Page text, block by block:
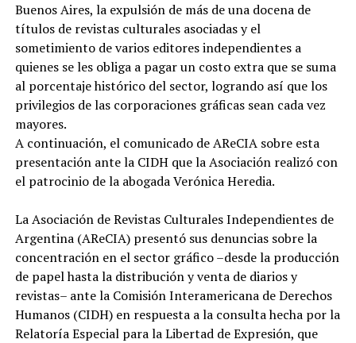
Buenos Aires, la expulsión de más de una docena de
títulos de revistas culturales asociadas y el
sometimiento de varios editores independientes a
quienes se les obliga a pagar un costo extra que se suma
al porcentaje histórico del sector, logrando así que los
privilegios de las corporaciones gráficas sean cada vez
mayores.
A continuación, el comunicado de AReCIA sobre esta
presentación ante la CIDH que la Asociación realizó con
el patrocinio de la abogada Verónica Heredia.
La Asociación de Revistas Culturales Independientes de
Argentina (AReCIA) presentó sus denuncias sobre la
concentración en el sector gráfico –desde la producción
de papel hasta la distribución y venta de diarios y
revistas– ante la Comisión Interamericana de Derechos
Humanos (CIDH) en respuesta a la consulta hecha por la
Relatoría Especial para la Libertad de Expresión, que